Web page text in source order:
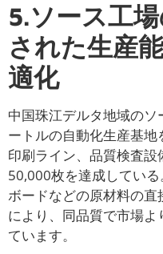
5.ソース工
された生産
適化
中国珠江デルタ地域の
ートルの自動化生産基
印刷ライン、品質検査
50,000枚を達成してい
ボードなどの原材料の
により、同品質で市場
ています。